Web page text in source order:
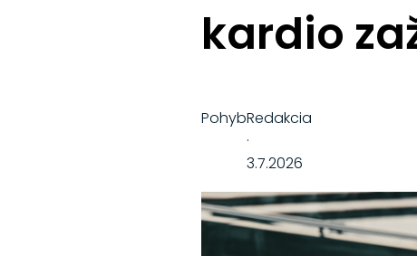
kardio
PohybRedakcia
·
3.7.2026